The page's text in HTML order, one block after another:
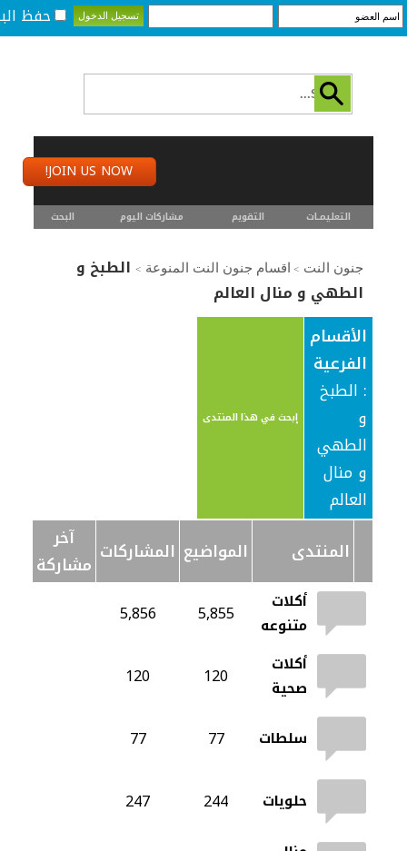
حفظ
JOIN US NOW!
التعليمـــات التقويم مشاركات اليوم البحث
جنون النت > اقسام جنون النت المنوعة > الطبخ و
الطهي و منال العالم
الأقسام
الفرعية
: الطبخ
و
الطهي
و منال
العالم
إبحث في هذا المنتدى
المنتدى المواضيع المشاركات
آخر
مشاركة
أكلات
متنوعه
5,855
5,856
أكلات
صحية
120
120
سلطات 77
77
حلويات 244
247